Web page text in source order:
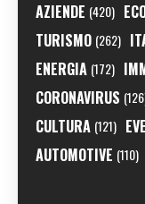
AZIENDE (420)
TURISMO (262)
ENERGIA (172)
CORONAVIRUS
CULTURA (121)
AUTOMOTIVE (110)